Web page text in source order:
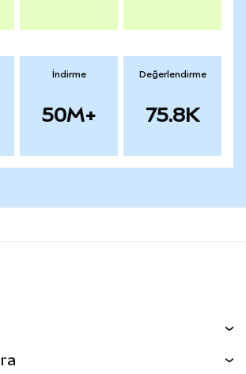
İndirme
50M+
Değerlendirme
75.8K